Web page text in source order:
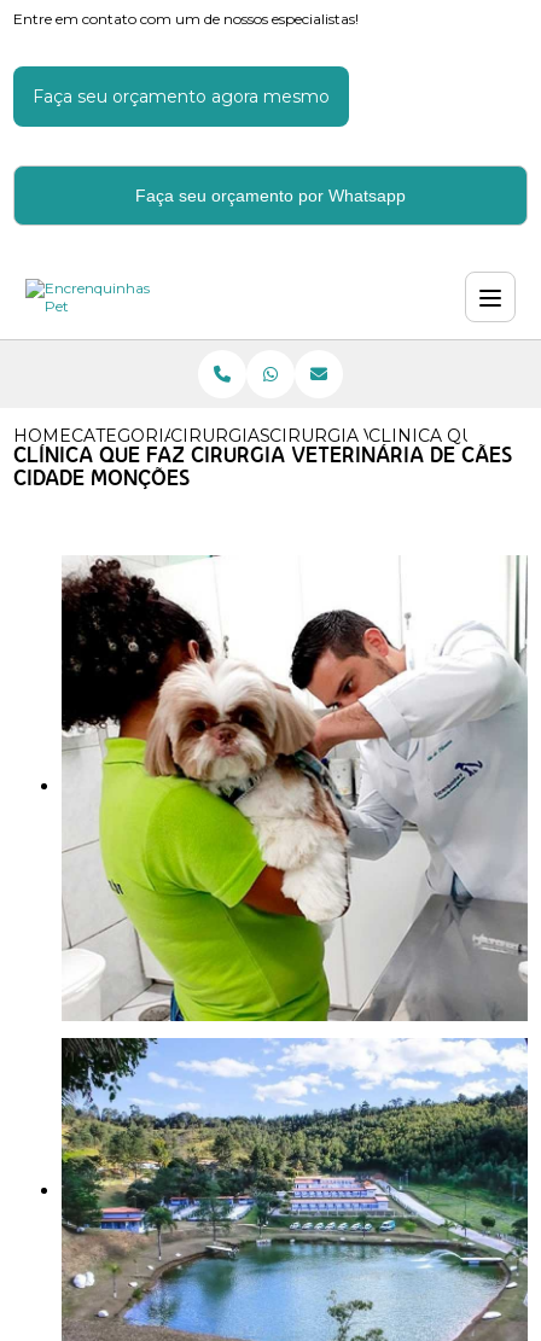
Entre em contato com um de nossos especialistas!
Faça seu orçamento agora mesmo
Faça seu orçamento por Whatsapp
HOMECATEGORIASCIRURGIAS VETERINARIAS
CIRURGIA VETERINARIA
CLINICA QUE FAZ
CLÍNICA QUE FAZ CIRURGIA VETERINÁRIA DE CÃES
CIDADE MONÇÕES